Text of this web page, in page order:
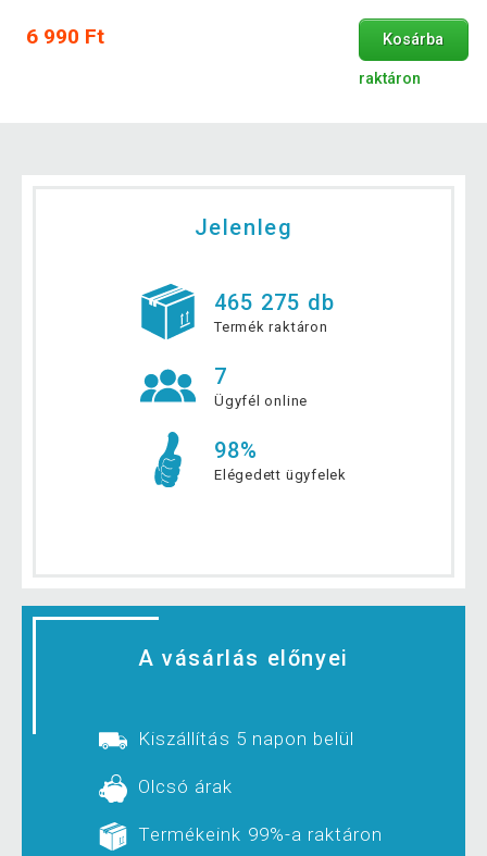
6 990 Ft Kosárba
raktáron
Jelenleg
465 275 db
Termék raktáron
7
Ügyfél online
98%
Elégedett ügyfelek
A vásárlás előnyei
Kiszállítás 5 napon belül
Olcsó árak
Termékeink 99%-a raktáron